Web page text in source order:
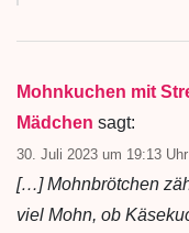
Mohnkuchen mit
Mädchen sagt:
30. Juli 2023 um 19:13 Uhr
[…] Mohnbrötchen
viel Mohn, ob